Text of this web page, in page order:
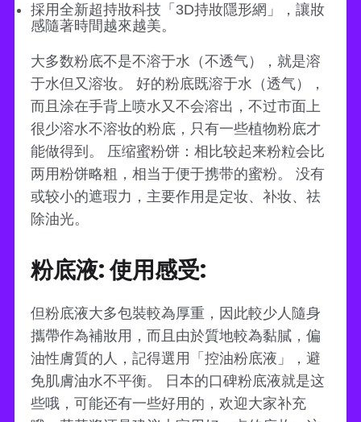
採用全新超持妝科技「3D持妝隱形網」，讓妝
感隨著時間越來越美。
大多数粉底不是不溶于水（不透气），就是溶
于水但又溶妆。 好的粉底既溶于水（透气），
而且涂在手背上喷水又不会溶出，不过市面上
很少溶水不溶妆的粉底，只有一些植物粉底才
能做得到。 压缩蜜粉饼：相比较起来粉粒会比
两用粉饼略粗，相当于便于携带的蜜粉。 没有
或较小的遮瑕力，主要作用是定妆、补妆、祛
除油光。
粉底液: 使用感受:
但粉底液大多包裝較為厚重，因此較少人隨身
攜帶作為補妝用，而且由於質地較為黏膩，偏
油性膚質的人，記得選用「控油粉底液」，避
免肌膚油水不平衡。 日本的口碑粉底液就是这
些哦，可能还有一些好用的，欢迎大家补充